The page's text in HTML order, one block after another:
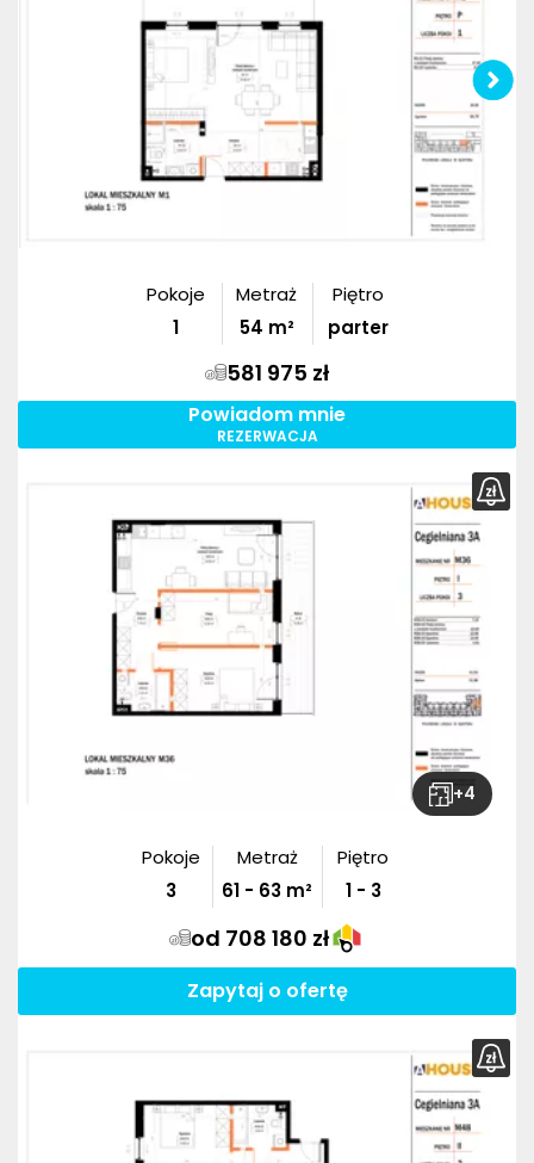
Pokoje
1
Metraż
54 m²
Piętro
parter
581 975 zł
Powiadom mnie
REZERWACJA
+4
Pokoje
3
Metraż
61 - 63 m²
Piętro
1 - 3
od 708 180 zł
Zapytaj o ofertę